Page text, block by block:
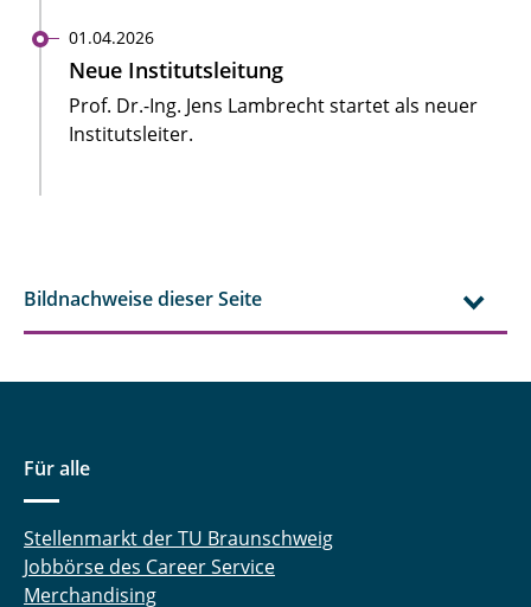
01.04.2026
Neue Institutsleitung
Prof. Dr.-Ing. Jens Lambrecht startet als neuer
Institutsleiter.
Bildnachweise dieser Seite
Für alle
Stellenmarkt der TU Braunschweig
Jobbörse des Career Service
Merchandising